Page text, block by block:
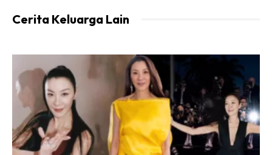
Katanya, warga emas yang berasal dari Papar, Sabah itu
merupakan pendaki tertua berjaya sampai ke puncak
Gunung Kinabalu.
“5 September 2022, Poh, 90 tahun. Apa-apa pun tahniah,
rekod terbaharu bagi pendaki tertua yang berjaya sampai
Cerita Keluarga Lain